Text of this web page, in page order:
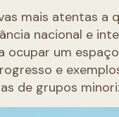
mais atentas a
nacional e
ocupar um
e
de grupos